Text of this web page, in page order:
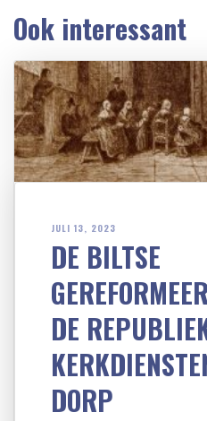
Ook interessant
JULI 13, 2023
DE BILTSE
DE
DORP